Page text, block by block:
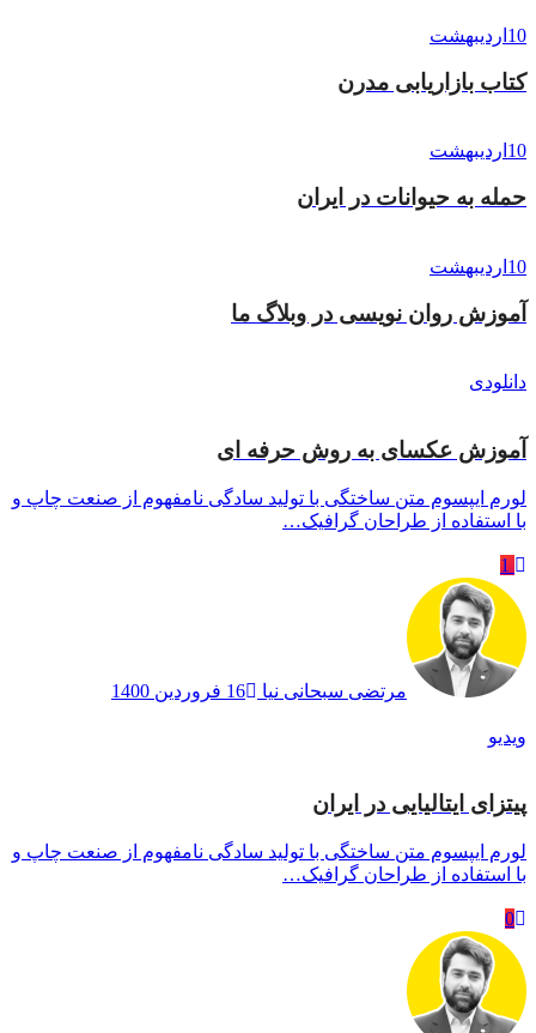
10 اردیبهشت
کتاب بازاریابی مدرن
10 اردیبهشت
حمله به حیوانات در ایران
10 اردیبهشت
آموزش روان نویسی در وبلاگ ما
دانلودی
آموزش عکسای به روش حرفه ای
لورم ایپسوم متن ساختگی با تولید سادگی نامفهوم از صنعت چاپ و
با استفاده از طراحان گرافیک…
مرتضی سبحانی نیا 16 فروردین 1400
ویدیو
پیتزای ایتالیایی در ایران
لورم ایپسوم متن ساختگی با تولید سادگی نامفهوم از صنعت چاپ و
با استفاده از طراحان گرافیک…
0